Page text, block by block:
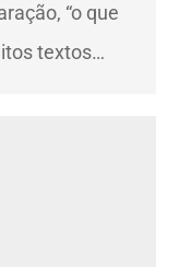
“o que
textos…